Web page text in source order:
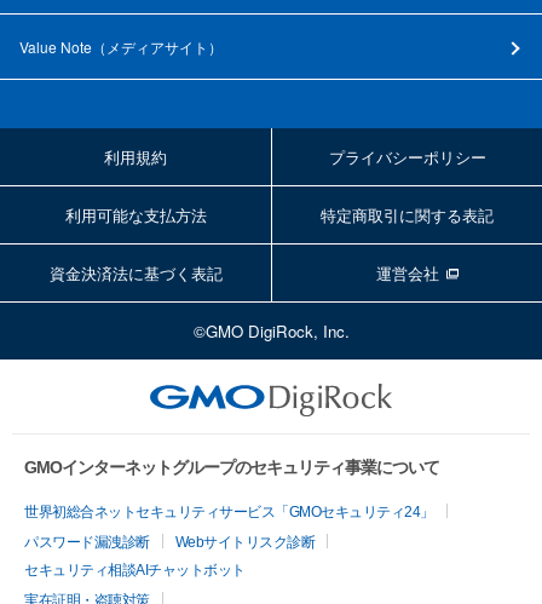
Value Note（ メディアサイト ）
利用規約 プライバシーポリシー
利用可能な支払方法 特定商取引に関する表記
資金決済法に基づく表記 運営会社
©GMO DigiRock, Inc.
GMOインターネットグループのセキュリティ事業について
世界初総合ネットセキュリティサービス「GMOセキュリティ24」
パスワード漏洩診断
Webサイトリスク診断
セキュリティ相談AIチャットボット
実在証明・盗聴対策